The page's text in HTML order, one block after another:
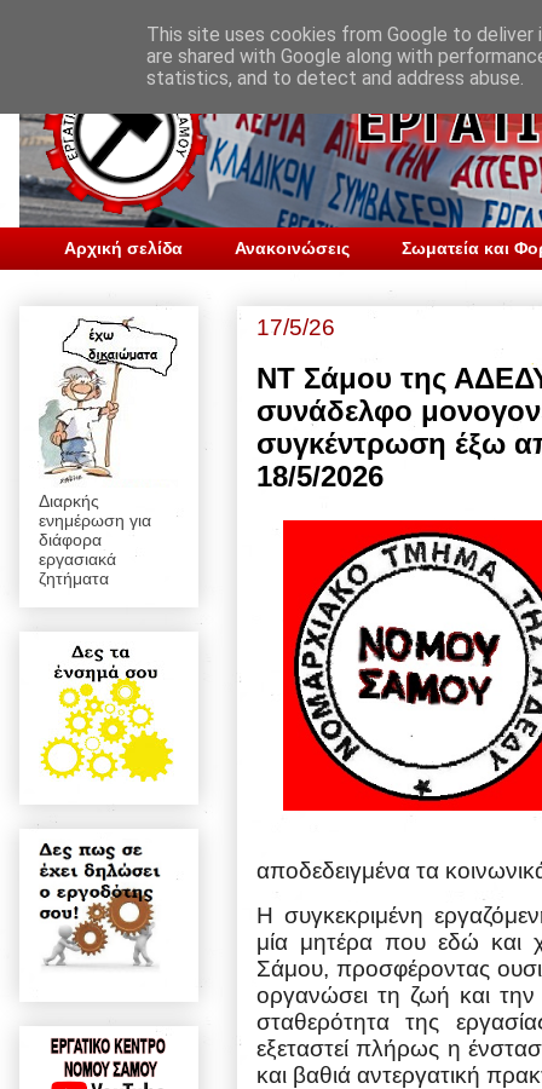
Αρχική σελίδα Ανακοινώσεις Σωματεία και
17/5/26
ΝΤ Σάμου της
συνάδελφο
συγκέντρωση έξω
18/5/2026
αποδεδειγμένα τα
Η συγκεκριμένη
μία μητέρα που εδώ και
Σάμου, προσφέροντας
οργανώσει τη ζωή και
σταθερότητα της
εξεταστεί πλήρως η
και βαθιά αντεργατική
Διαρκής
ενημέρωση για
διάφορα
εργασιακά
ζητήματα
This site uses cookies from Google to
are shared with Google along with
statistics, and to detect and address abuse.